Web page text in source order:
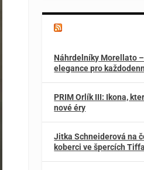
Náhrdelníky Morellato
elegance pro
PRIM Orlík III: Ikona,
nové éry
Jitka Schneiderová na
koberci ve špercích